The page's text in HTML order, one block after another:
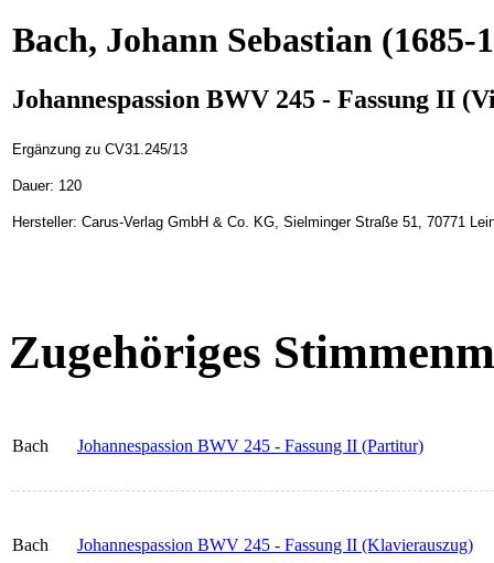
Bach, Johann Sebastian (1685-
Johannespassion BWV 245 - Fassung II
Ergänzung zu CV31.245/13
Dauer: 120
Hersteller: Carus-Verlag GmbH & Co. KG, Sielminger Straße 51, 70771
Zugehöriges
Bach Johannespassion BWV 245 - Fassung II (Partitur)
Bach Johannespassion BWV 245 - Fassung II (Klavierauszug)